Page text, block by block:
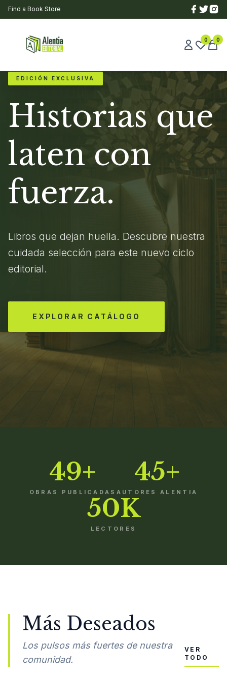
Find a Book Store
0 0
EDICIÓN EXCLUSIVA
Historias que
laten con
fuerza.
Libros que dejan huella. Descubre nuestra
cuidada selección para este nuevo ciclo
editorial.
EXPLORAR CATÁLOGO
49+
OBRAS PUBLICADAS
45+
AUTORES ALENTIA
50K
LECTORES
Más Deseados
Los pulsos más fuertes de nuestra
comunidad.
VER
TODO